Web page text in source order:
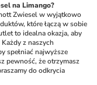
na Limango?
Zwiesel w wyjątkowo
które łączą w sobie
to idealna okazja, aby
z naszych
spełniać najwyższe
pewność, że otrzymasz
do odkrycia